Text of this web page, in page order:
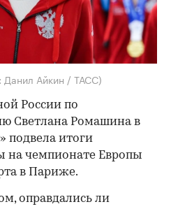
Данил Айкин / ТАСС)
России по
Светлана Ромашина в
подвела итоги
на чемпионате Европы
в Париже.
оправдались ли